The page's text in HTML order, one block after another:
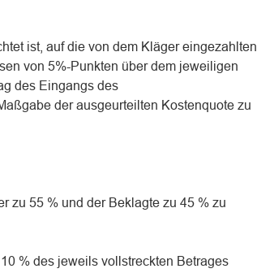
ist, auf die von dem Kläger eingezahlten
von 5%-Punkten über dem jeweiligen
des Eingangs des
der ausgeurteilten Kostenquote zu
zu 55 % und der Beklagte zu 45 % zu
% des jeweils vollstreckten Betrages